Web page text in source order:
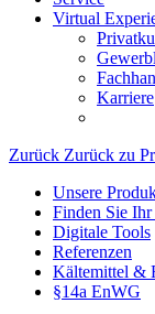
Virtual
Karriere
Zurück Zurück zu
Unsere
Finden Sie
Digitale Tools
Referenzen
Kältemittel &
§14a EnWG